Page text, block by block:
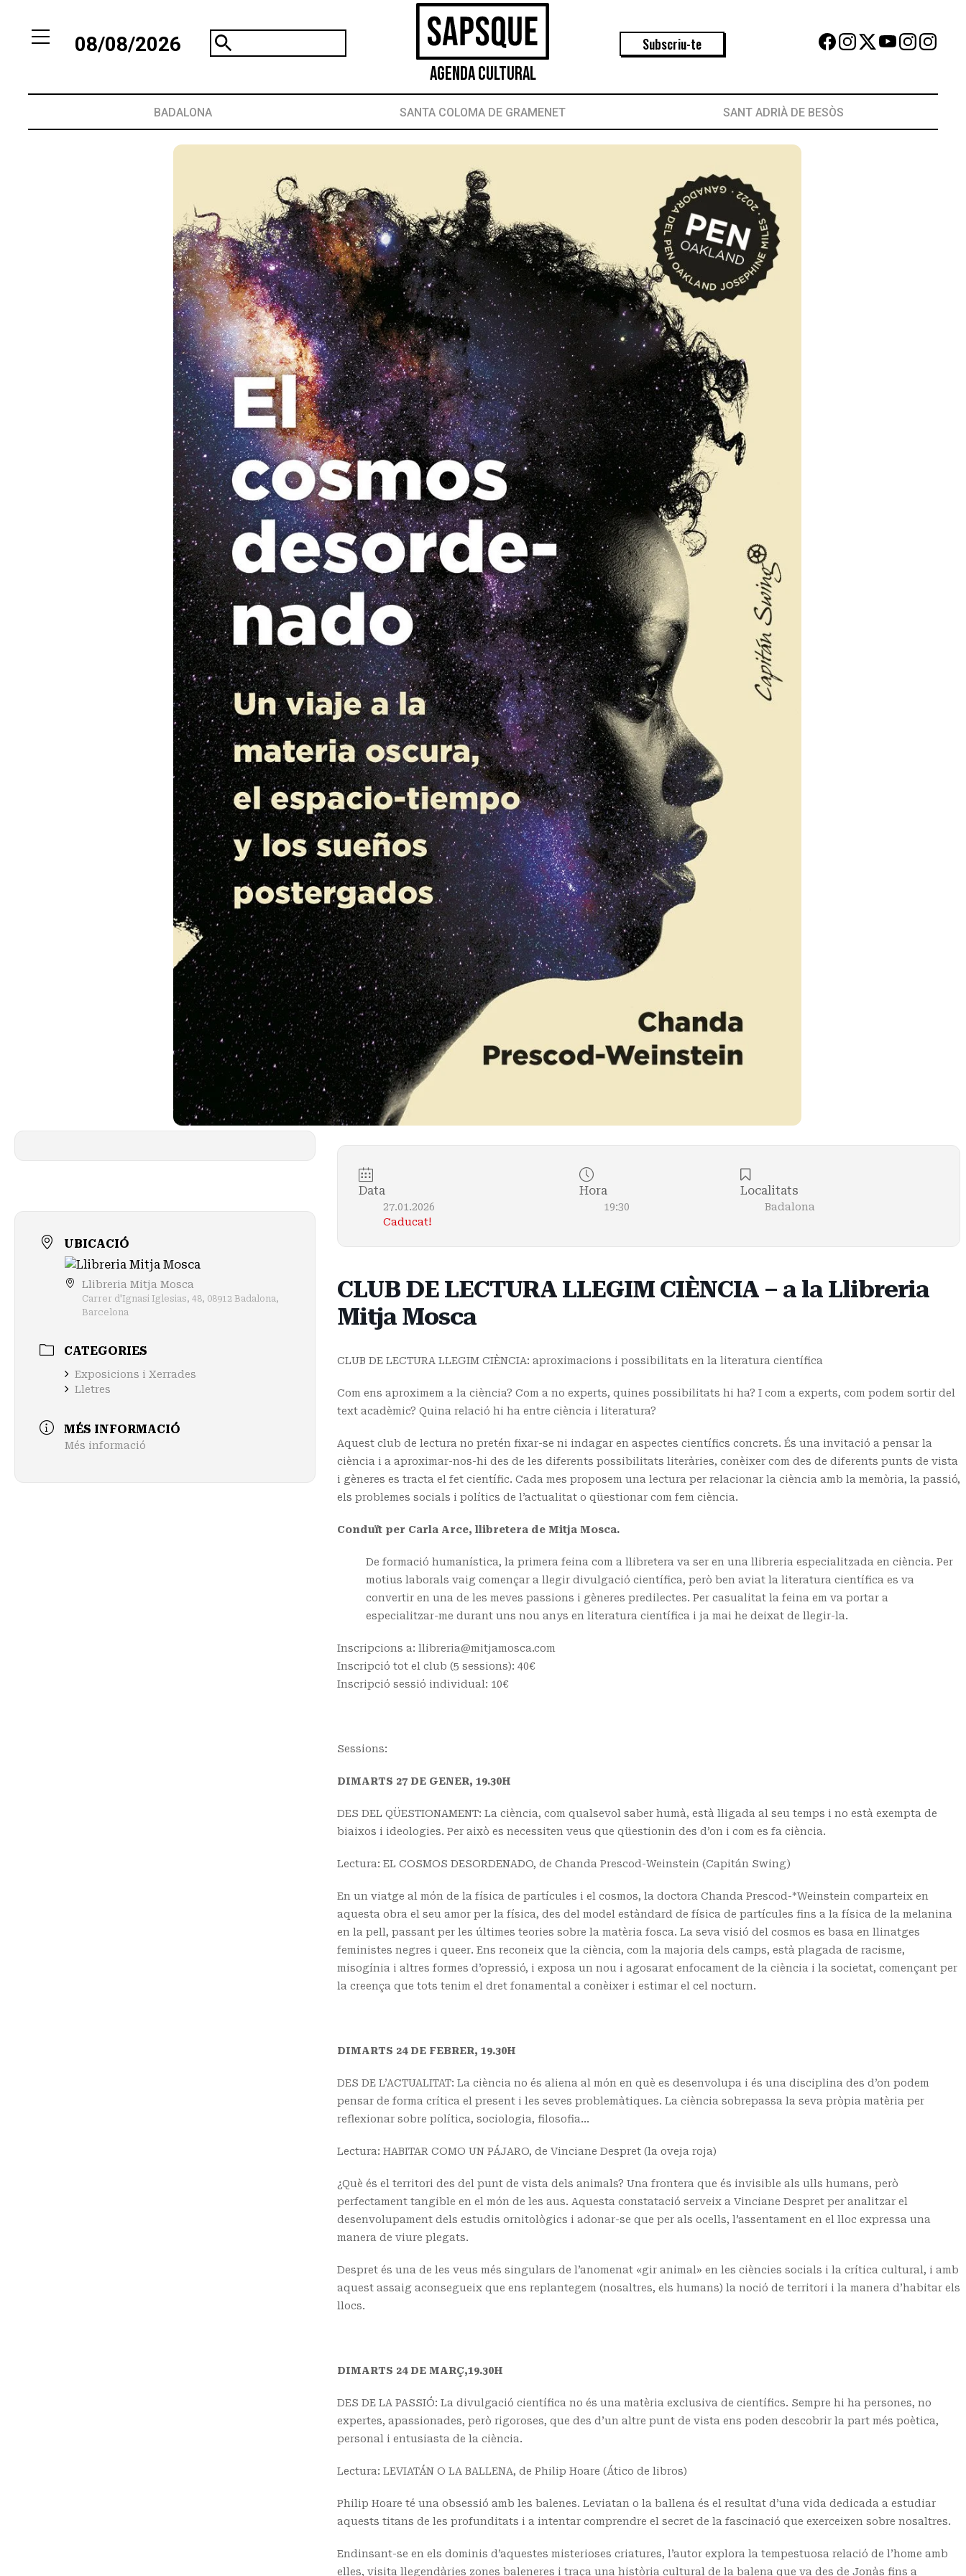
08/08/2026
Agenda Cultural
Subscriu-te
BADALONA SANTA COLOMA DE GRAMENET SANT ADRIÀ DE BESÒS
UBICACIÓ
Llibreria Mitja Mosca
Carrer d'Ignasi Iglesias, 48, 08912 Badalona,
Barcelona
CATEGORIES
Exposicions i Xerrades
Lletres
MÉS INFORMACIÓ
Més informació
Data
27.01.2026
Caducat!
Hora
19:30
Localitats
Badalona
CLUB DE LECTURA LLEGIM CIÈNCIA – a la Llibreria
Mitja Mosca
CLUB DE LECTURA LLEGIM CIÈNCIA: aproximacions i possibilitats en la literatura científica
Com ens aproximem a la ciència? Com a no experts, quines possibilitats hi ha? I com a experts, com podem sortir del
text acadèmic? Quina relació hi ha entre ciència i literatura?
Aquest club de lectura no pretén fixar-se ni indagar en aspectes científics concrets. És una invitació a pensar la
ciència i a aproximar-nos-hi des de les diferents possibilitats literàries, conèixer com des de diferents punts de vista
i gèneres es tracta el fet científic. Cada mes proposem una lectura per relacionar la ciència amb la memòria, la passió,
els problemes socials i polítics de l’actualitat o qüestionar com fem ciència.
Conduït per Carla Arce, llibretera de Mitja Mosca.
De formació humanística, la primera feina com a llibretera va ser en una llibreria especialitzada en ciència. Per
motius laborals vaig començar a llegir divulgació científica, però ben aviat la literatura científica es va
convertir en una de les meves passions i gèneres predilectes. Per casualitat la feina em va portar a
especialitzar-me durant uns nou anys en literatura científica i ja mai he deixat de llegir-la.
Inscripcions a: llibreria@mitjamosca.com
Inscripció tot el club (5 sessions): 40€
Inscripció sessió individual: 10€
Sessions:
DIMARTS 27 DE GENER, 19.30H
DES DEL QÜESTIONAMENT: La ciència, com qualsevol saber humà, està lligada al seu temps i no està exempta de
biaixos i ideologies. Per això es necessiten veus que qüestionin des d’on i com es fa ciència.
Lectura: EL COSMOS DESORDENADO, de Chanda Prescod-Weinstein (Capitán Swing)
En un viatge al món de la física de partícules i el cosmos, la doctora Chanda Prescod-*Weinstein comparteix en
aquesta obra el seu amor per la física, des del model estàndard de física de partícules fins a la física de la melanina
en la pell, passant per les últimes teories sobre la matèria fosca. La seva visió del cosmos es basa en llinatges
feministes negres i queer. Ens reconeix que la ciència, com la majoria dels camps, està plagada de racisme,
misogínia i altres formes d’opressió, i exposa un nou i agosarat enfocament de la ciència i la societat, començant per
la creença que tots tenim el dret fonamental a conèixer i estimar el cel nocturn.
DIMARTS 24 DE FEBRER, 19.30H
DES DE L’ACTUALITAT: La ciència no és aliena al món en què es desenvolupa i és una disciplina des d’on podem
pensar de forma crítica el present i les seves problemàtiques. La ciència sobrepassa la seva pròpia matèria per
reflexionar sobre política, sociologia, filosofia…
Lectura: HABITAR COMO UN PÁJARO, de Vinciane Despret (la oveja roja)
¿Què és el territori des del punt de vista dels animals? Una frontera que és invisible als ulls humans, però
perfectament tangible en el món de les aus. Aquesta constatació serveix a Vinciane Despret per analitzar el
desenvolupament dels estudis ornitològics i adonar-se que per als ocells, l’assentament en el lloc expressa una
manera de viure plegats.
Despret és una de les veus més singulars de l’anomenat «gir animal» en les ciències socials i la crítica cultural, i amb
aquest assaig aconsegueix que ens replantegem (nosaltres, els humans) la noció de territori i la manera d’habitar els
llocs.
DIMARTS 24 DE MARÇ,19.30H
DES DE LA PASSIÓ: La divulgació científica no és una matèria exclusiva de científics. Sempre hi ha persones, no
expertes, apassionades, però rigoroses, que des d’un altre punt de vista ens poden descobrir la part més poètica,
personal i entusiasta de la ciència.
Lectura: LEVIATÁN O LA BALLENA, de Philip Hoare (Ático de libros)
Philip Hoare té una obsessió amb les balenes. Leviatan o la ballena és el resultat d’una vida dedicada a estudiar
aquests titans de les profunditats i a intentar comprendre el secret de la fascinació que exerceixen sobre nosaltres.
Endinsant-se en els dominis d’aquestes misterioses criatures, l’autor explora la tempestuosa relació de l’home amb
elles, visita llegendàries zones baleneres i traça una història cultural de la balena que va des de Jonàs fins a